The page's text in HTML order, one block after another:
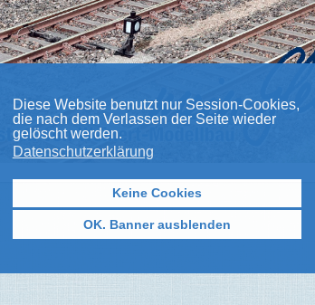
Diese Website benutzt nur Session-Cookies,
die nach dem Verlassen der Seite wieder
gelöscht werden.
Datenschutzerklärung
Keine Cookies
OK. Banner ausblenden